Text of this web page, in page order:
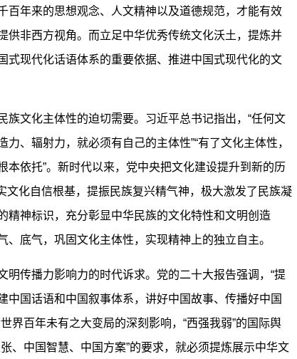
百年来的思想观念、人文精神以及道德规范，才能有效
供非西方视角。而立足中华优秀传统文化沃土，提炼并
式现代化话语体系的重要依据、推进中国式现代化的文
文化主体性的迫切需要。习近平总书记指出，“任何文
、辐射力，就必须有自己的主体性”“有了文化主体性，
依托”。新时代以来，党中央把文化建设提升到新的历
文化自信根基，提振民族复兴精气神，极大激发了民族凝
精神标识，充分彰显中华民族的文化特性和文明创造
底气，巩固文化主体性，实现精神上的独立自主。
传播力影响力的时代诉求。党的二十大报告强调，“提
国话语和中国叙事体系，讲好中国故事、传播好中国
界百年未有之大变局的深刻影响，“西强我弱”的国际舆
、中国智慧、中国方案”的要求，就必须提炼展示中华文